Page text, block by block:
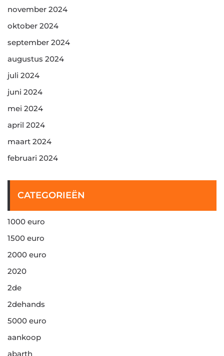
november 2024
oktober 2024
september 2024
augustus 2024
juli 2024
juni 2024
mei 2024
april 2024
maart 2024
februari 2024
CATEGORIEËN
1000 euro
1500 euro
2000 euro
2020
2de
2dehands
5000 euro
aankoop
abarth